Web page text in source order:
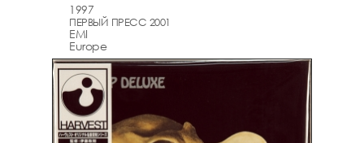
1997
ПЕРВЫЙ ПРЕСС 2001
EMI
Europe